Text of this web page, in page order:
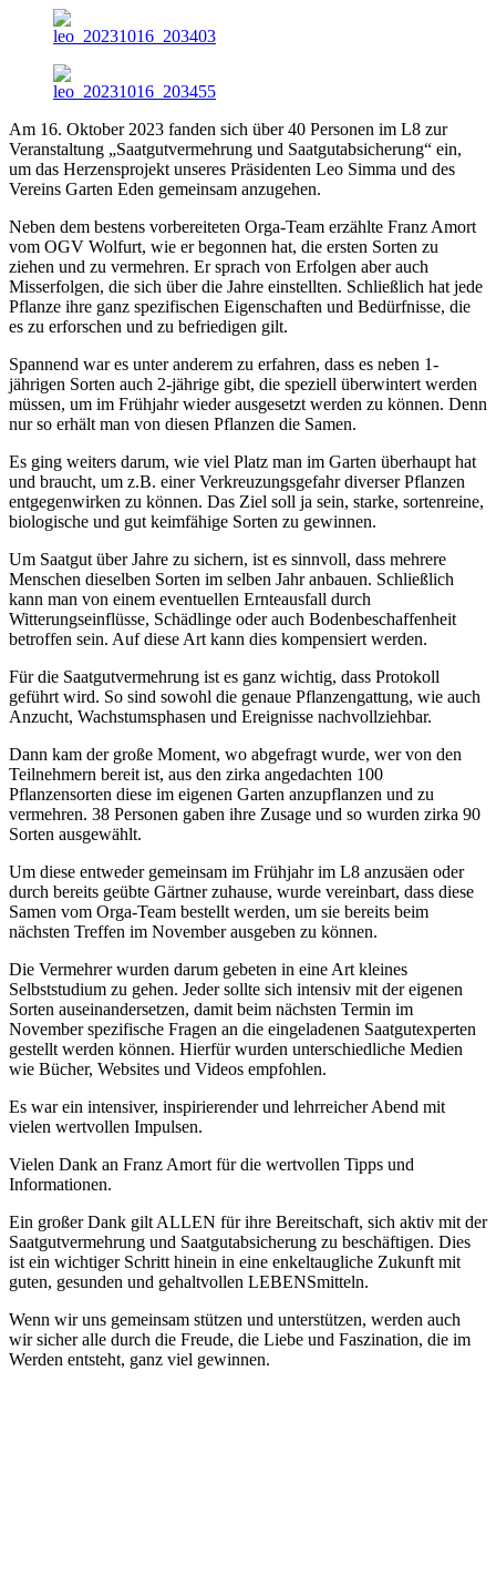
Am 16. Oktober 2023 fanden sich über 40 Personen im L8 zur
Veranstaltung „Saatgutvermehrung und Saatgutabsicherung“ ein,
um das Herzensprojekt unseres Präsidenten Leo Simma und des
Vereins Garten Eden gemeinsam anzugehen.
Neben dem bestens vorbereiteten Orga-Team erzählte Franz Amort
vom OGV Wolfurt, wie er begonnen hat, die ersten Sorten zu
ziehen und zu vermehren. Er sprach von Erfolgen aber auch
Misserfolgen, die sich über die Jahre einstellten. Schließlich hat jede
Pflanze ihre ganz spezifischen Eigenschaften und Bedürfnisse, die
es zu erforschen und zu befriedigen gilt.
Spannend war es unter anderem zu erfahren, dass es neben 1-
jährigen Sorten auch 2-jährige gibt, die speziell überwintert werden
müssen, um im Frühjahr wieder ausgesetzt werden zu können. Denn
nur so erhält man von diesen Pflanzen die Samen.
Es ging weiters darum, wie viel Platz man im Garten überhaupt hat
und braucht, um z.B. einer Verkreuzungsgefahr diverser Pflanzen
entgegenwirken zu können. Das Ziel soll ja sein, starke, sortenreine,
biologische und gut keimfähige Sorten zu gewinnen.
Um Saatgut über Jahre zu sichern, ist es sinnvoll, dass mehrere
Menschen dieselben Sorten im selben Jahr anbauen. Schließlich
kann man von einem eventuellen Ernteausfall durch
Witterungseinflüsse, Schädlinge oder auch Bodenbeschaffenheit
betroffen sein. Auf diese Art kann dies kompensiert werden.
Für die Saatgutvermehrung ist es ganz wichtig, dass Protokoll
geführt wird. So sind sowohl die genaue Pflanzengattung, wie auch
Anzucht, Wachstumsphasen und Ereignisse nachvollziehbar.
Dann kam der große Moment, wo abgefragt wurde, wer von den
Teilnehmern bereit ist, aus den zirka angedachten 100
Pflanzensorten diese im eigenen Garten anzupflanzen und zu
vermehren. 38 Personen gaben ihre Zusage und so wurden zirka 90
Sorten ausgewählt.
Um diese entweder gemeinsam im Frühjahr im L8 anzusäen oder
durch bereits geübte Gärtner zuhause, wurde vereinbart, dass diese
Samen vom Orga-Team bestellt werden, um sie bereits beim
nächsten Treffen im November ausgeben zu können.
Die Vermehrer wurden darum gebeten in eine Art kleines
Selbststudium zu gehen. Jeder sollte sich intensiv mit der eigenen
Sorten auseinandersetzen, damit beim nächsten Termin im
November spezifische Fragen an die eingeladenen Saatgutexperten
gestellt werden können. Hierfür wurden unterschiedliche Medien
wie Bücher, Websites und Videos empfohlen.
Es war ein intensiver, inspirierender und lehrreicher Abend mit
vielen wertvollen Impulsen.
Vielen Dank an Franz Amort für die wertvollen Tipps und
Informationen.
Ein großer Dank gilt ALLEN für ihre Bereitschaft, sich aktiv mit der
Saatgutvermehrung und Saatgutabsicherung zu beschäftigen. Dies
ist ein wichtiger Schritt hinein in eine enkeltaugliche Zukunft mit
guten, gesunden und gehaltvollen LEBENSmitteln.
Wenn wir uns gemeinsam stützen und unterstützen, werden auch
wir sicher alle durch die Freude, die Liebe und Faszination, die im
Werden entsteht, ganz viel gewinnen.